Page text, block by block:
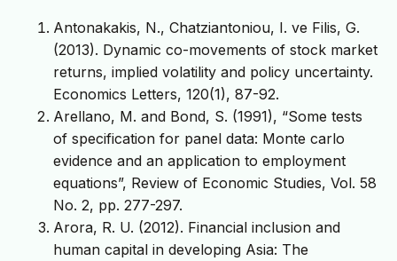
Antonakakis, N., Chatziantoniou, I. ve Filis, G.
(2013). Dynamic co-movements of stock market
returns, implied volatility and policy uncertainty.
Economics Letters, 120(1), 87-92.
Arellano, M. and Bond, S. (1991), “Some tests
of specification for panel data: Monte carlo
evidence and an application to employment
equations”, Review of Economic Studies, Vol. 58
No. 2, pp. 277-297.
Arora, R. U. (2012). Financial inclusion and
human capital in developing Asia: The